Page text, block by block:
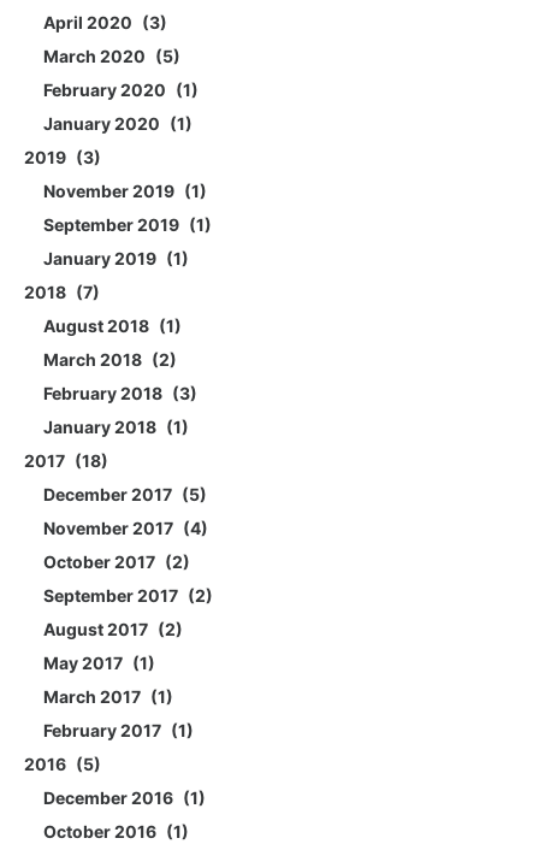
April 2020
3
March 2020
5
February 2020
1
January 2020
1
2019
3
November 2019
1
September 2019
1
January 2019
1
2018
7
August 2018
1
March 2018
2
February 2018
3
January 2018
1
2017
18
December 2017
5
November 2017
4
October 2017
2
September 2017
2
August 2017
2
May 2017
1
March 2017
1
February 2017
1
2016
5
December 2016
1
October 2016
1